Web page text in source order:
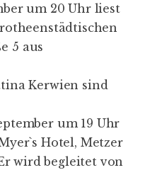
um 20 Uhr liest
5 aus
Kerwien sind
um 19 Uhr
Hotel, Metzer
wird begleitet von